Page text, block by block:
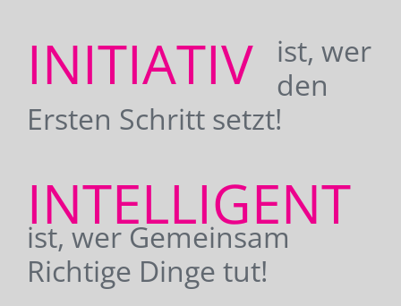
INITIATIV
ist, wer
den
Ersten Schritt setzt!
INTELLIGENT
ist, wer Gemeinsam
Richtige Dinge tut!